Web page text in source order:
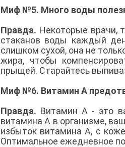
Миф №5. Много воды
Правда. Некоторые врачи,
стаканов воды каждый
слишком сухой, она не
жира, чтобы
прыщей. Старайтесь
Миф №6. Витамин А
Правда. Витамин А - это
витамина А в организме,
избыток витамина А, с
Оптимальное ежедневное